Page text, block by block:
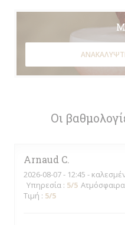
Οι
Arnaud C
2026-08-07- 12:45 -
Υπηρεσία : 5/5 Ατμόσφαιρα
Τιμή : 5/5